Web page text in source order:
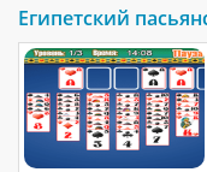
Египетский